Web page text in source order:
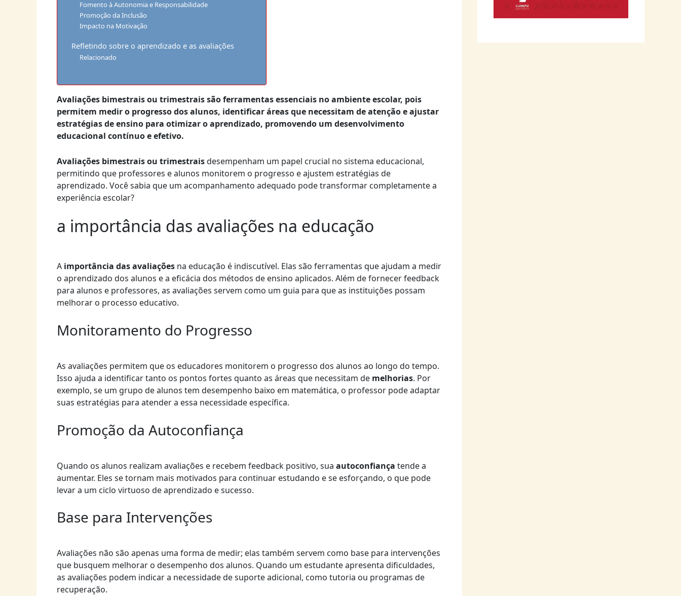
Fomento à Autonomia e Responsabilidade
Promoção da Inclusão
Impacto na Motivação
Refletindo sobre o aprendizado e as avaliações
Relacionado
Avaliações bimestrais ou trimestrais são ferramentas essenciais no ambiente escolar, pois
permitem medir o progresso dos alunos, identificar áreas que necessitam de atenção e ajustar
estratégias de ensino para otimizar o aprendizado, promovendo um desenvolvimento
educacional contínuo e efetivo.
Avaliações bimestrais ou trimestraisdesempenham um papel crucial no sistema educacional,
permitindo que professores e alunos monitorem o progresso e ajustem estratégias de
aprendizado. Você sabia que um acompanhamento adequado pode transformar completamente a
experiência escolar?
a importância das avaliações na educação
A importância das avaliações na educação é indiscutível. Elas são ferramentas que ajudam a medir
o aprendizado dos alunos e a eficácia dos métodos de ensino aplicados. Além de fornecer feedback
para alunos e professores, as avaliações servem como um guia para que as instituições possam
melhorar o processo educativo.
Monitoramento do Progresso
As avaliações permitem que os educadores monitorem o progresso dos alunos ao longo do tempo.
Isso ajuda a identificar tanto os pontos fortes quanto as áreas que necessitam de melhorias. Por
exemplo, se um grupo de alunos tem desempenho baixo em matemática, o professor pode adaptar
suas estratégias para atender a essa necessidade específica.
Promoção da Autoconfiança
Quando os alunos realizam avaliações e recebem feedback positivo, sua autoconfiança tende a
aumentar. Eles se tornam mais motivados para continuar estudando e se esforçando, o que pode
levar a um ciclo virtuoso de aprendizado e sucesso.
Base para Intervenções
Avaliações não são apenas uma forma de medir; elas também servem como base para intervenções
que busquem melhorar o desempenho dos alunos. Quando um estudante apresenta dificuldades,
as avaliações podem indicar a necessidade de suporte adicional, como tutoria ou programas de
recuperação.